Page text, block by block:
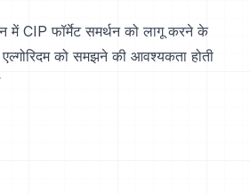
में CIP फॉर्मेट समर्थन को लागू करने के
को समझने की आवश्यकता होती